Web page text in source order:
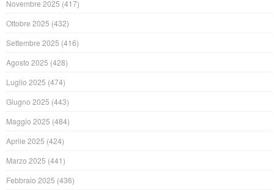
Novembre 2025 (417)
Ottobre 2025 (432)
Settembre 2025 (416)
Agosto 2025 (428)
Luglio 2025 (474)
Giugno 2025 (443)
Maggio 2025 (484)
Aprile 2025 (424)
Marzo 2025 (441)
Febbraio 2025 (436)